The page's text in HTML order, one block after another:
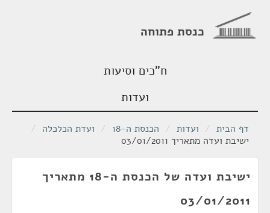
כנסת פתוחה
ח"כים וסיעות
ועדות
דף הבית / ועדות / הכנסת ה-18 / ועדת הכלכלה /
ישיבת ועדה מתאריך 03/01/2011
ישיבת ועדה של הכנסת ה-18 מתאריך
03/01/2011